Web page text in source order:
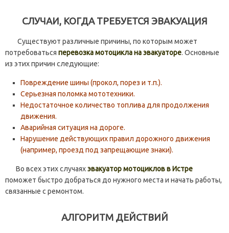
СЛУЧАИ, КОГДА ТРЕБУЕТСЯ ЭВАКУАЦИЯ
Существуют различные причины, по которым может
потребоваться перевозка мотоцикла на эвакуаторе. Основные
из этих причин следующие:
Повреждение шины (прокол, порез и т.п.).
Серьезная поломка мототехники.
Недостаточное количество топлива для продолжения
движения.
Аварийная ситуация на дороге.
Нарушение действующих правил дорожного движения
(например, проезд под запрещающие знаки).
Во всех этих случаяхэвакуатор мотоциклов в Истре
поможет быстро добраться до нужного места и начать работы,
связанные с ремонтом.
АЛГОРИТМ ДЕЙСТВИЙ